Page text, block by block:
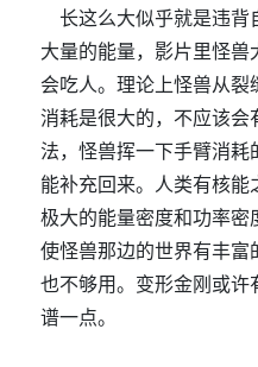
长这么大似乎就是违背
大量的能量，影片里怪
会吃人。理论上怪兽从
消耗是很大的，不应该
法，怪兽挥一下手臂消
能补充回来。人类有核
极大的能量密度和功率
使怪兽那边的世界有丰
也不够用。变形金刚或
谱一点。